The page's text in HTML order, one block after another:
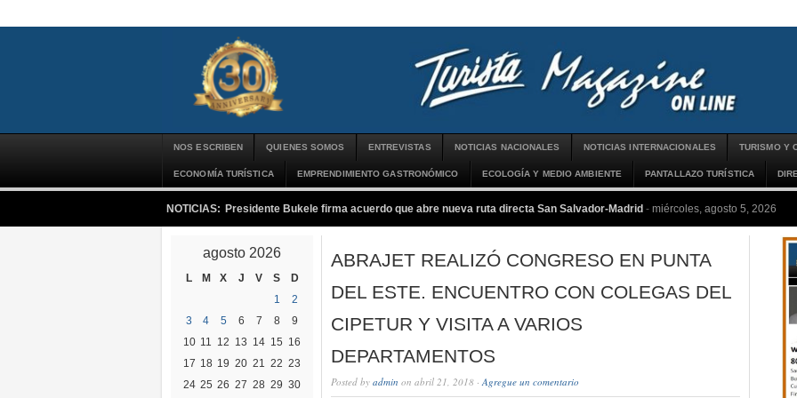
NOS ESCRIBEN QUIENES SOMOS ENTREVISTAS NOTICIAS NACIONALES NOTICIAS INTERNACIONALES TURISMO Y
ECONOMÍA TURÍSTICA EMPRENDIMIENTO GASTRONÓMICO ECOLOGÍA Y MEDIO AMBIENTE PANTALLAZO TURÍSTICA
NOTICIAS: Presidente Bukele firma acuerdo que abre nueva ruta directa San Salvador-Madrid - miércoles, agosto 5, 2026
agosto 2026
L M X J V S
D
1
2
3
4 5 6 7 8
9
10 11 12 13 14 15 16
17 18 19 20 21 22 23
24 25 26 27 28 29 30
ABRAJET REALIZÓ CONGRESO EN PUNTA
DEL ESTE. ENCUENTRO CON COLEGAS DEL
CIPETUR Y VISITA A VARIOS
DEPARTAMENTOS
Posted by admin on abril 21, 2018 ·Agregue un comentario